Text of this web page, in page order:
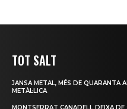
TOT SALT
JANSA METAL, MÉS DE QUARANTA
METÀL·LICA
MONTSERRAT CANADELL DEIXA